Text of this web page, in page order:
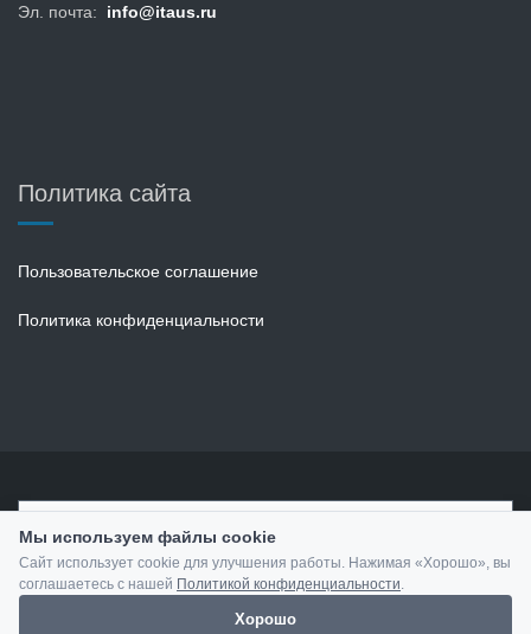
Эл. почта: info@itaus.ru
Политика сайта
Пользовательское соглашение
Политика конфиденциальности
Мы используем файлы cookie
Сайт использует cookie для улучшения работы. Нажимая «Хорошо», вы
соглашаетесь с нашей Политикой конфиденциальности.
Хорошо